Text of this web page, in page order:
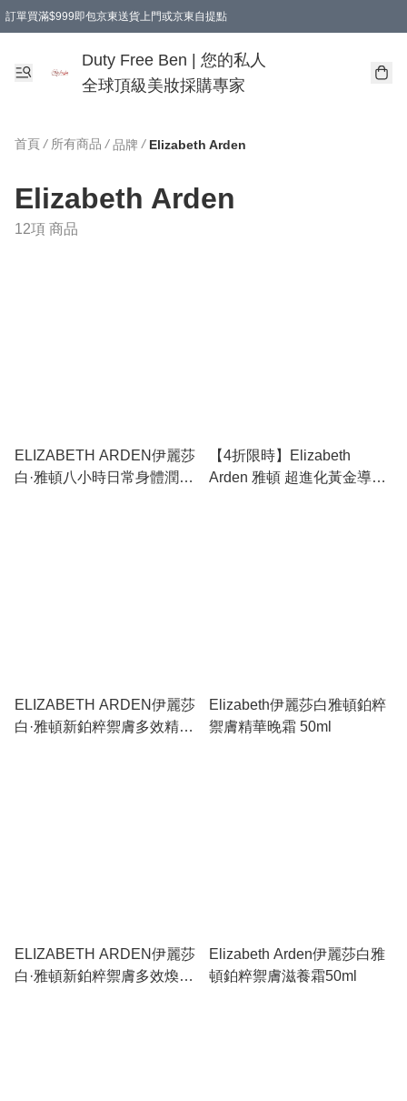
訂單買滿$999即包京東送貨上門或京東自提點
Duty Free Ben | 您的私人
全球頂級美妝採購專家
首頁 / 所有商品 / 品牌 / Elizabeth Arden
Elizabeth Arden
12項 商品
ELIZABETH ARDEN伊麗莎
白·雅頓八小時日常身體潤膚
【4折限時】Elizabeth
Arden 雅頓 超進化黃金導航
ELIZABETH ARDEN伊麗莎
白·雅頓新鉑粹禦膚多效精華
Elizabeth伊麗莎白雅頓鉑粹
禦膚精華晚霜 50ml
ELIZABETH ARDEN伊麗莎
白·雅頓新鉑粹禦膚多效煥顏
Elizabeth Arden伊麗莎白雅
頓鉑粹禦膚滋養霜50ml